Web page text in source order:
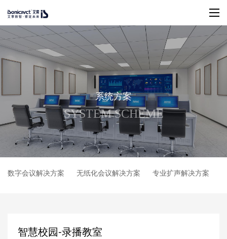
系统方案
SYSTEM SCHEME
数字会议解决方案 无纸化会议解决方案 专业扩声解决方案
智慧校园-录播教室